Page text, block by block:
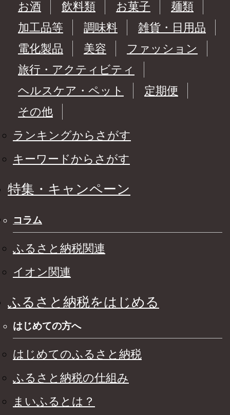
お酒
飲料類 お菓子
麺類
加工品等
調味料
雑貨・日用品
電化製品
美容
ファッション
旅行・アクティビティ
ヘルスケア・ペット
定期便
その他
ランキングからさがす
キーワードからさがす
特集・キャンペーン
コラム
ふるさと納税関連
イオン関連
ふるさと納税をはじめる
はじめての方へ
はじめてのふるさと納税
ふるさと納税の仕組み
まいふるとは？